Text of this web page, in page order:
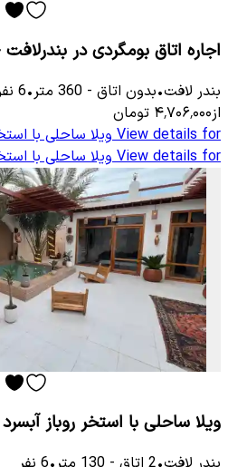
اجاره اتاق بومگردی در بندرلافت
بندر لافت•بدون اتاق -
360 متر•
6
از۴٬۷۰۶٬۰۰۰ تومان
View details for ویلا ساحلی با
View details for ویلا ساحلی با
ویلا ساحلی با استخر روباز